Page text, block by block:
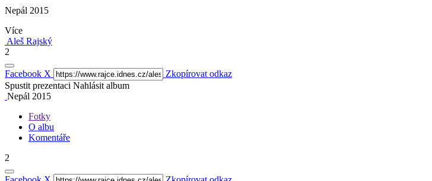
Nepál 2015
Více
Aleš Rajský
2
Facebook X
Zkopírovat odkaz
Spustit prezentaci Nahlásit album
Nepál 2015
Fotky
O albu
Komentáře
2